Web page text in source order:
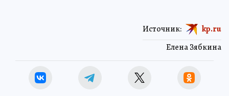
Елена Зябкина
Источник: kp.ru